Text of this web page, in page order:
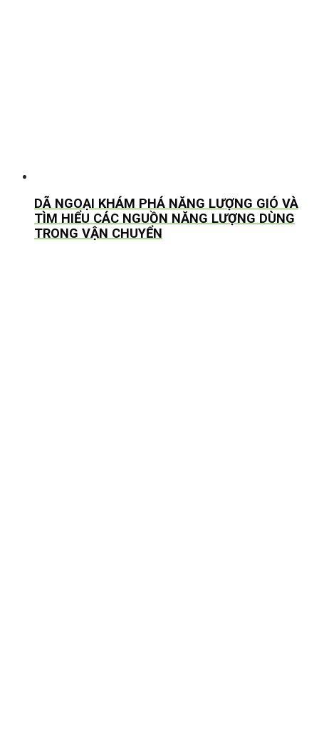
DÃ NGOẠI KHÁM PHÁ NĂNG LƯỢNG GIÓ VÀ
TÌM HIỂU CÁC NGUỒN NĂNG LƯỢNG DÙNG
TRONG VẬN CHUYỂN